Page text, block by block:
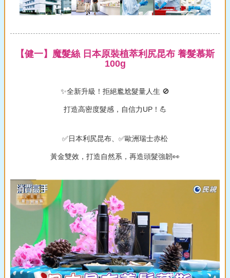
【健一】魔髮絲 日本原裝植萃利尻昆布 養髮慕斯
100g
✨全新升級！拒絕尷尬髮量人生 🚫
打造高密度髮感，自信力UP！💪
✅日本利尻昆布、✅歐洲瑞士赤松
黃金雙效，打造自然系，再造頭髮強韌👀